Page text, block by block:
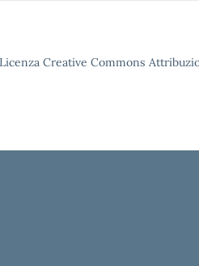
Creative Commons